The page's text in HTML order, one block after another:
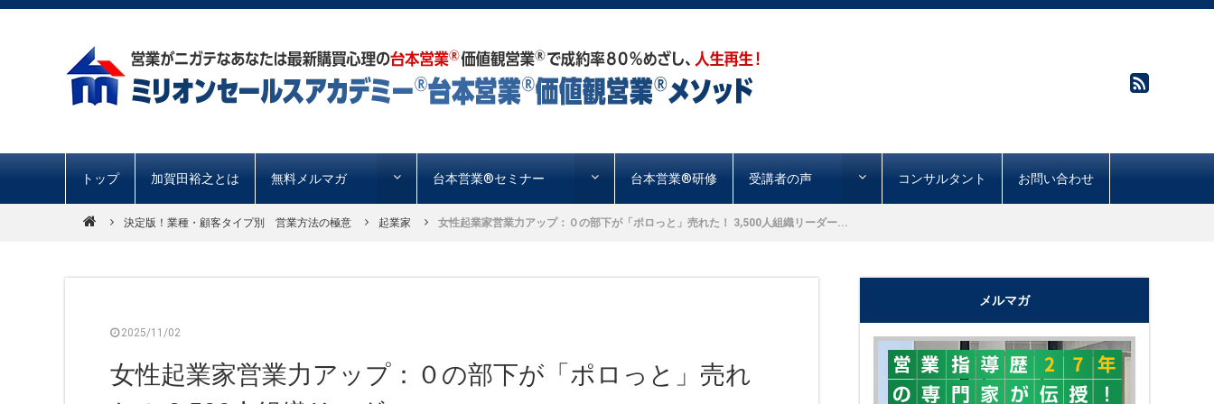
トップ 加賀田裕之とは 無料メルマガ 台本営業®︎セミナー 台本営業®︎研修 受講者の声 コンサルタント お問い合わせ
決定版！業種・顧客タイプ別 営業方法の極意 起業家 女性起業家営業力アップ：０の部下が「ポロっと」売れた！ 3,500人組織リーダー...
2025/11/02
女性起業家営業力アップ：０の部下が「ポロっと」売れ
メルマガ